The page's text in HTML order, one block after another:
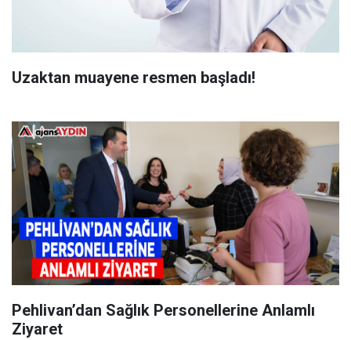
Uzaktan muayene resmen başladı!
Pehlivan’dan Sağlık Personellerine Anlamlı
Ziyaret